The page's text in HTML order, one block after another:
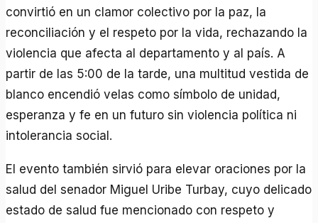
convirtió en un clamor colectivo por la paz, la
reconciliación y el respeto por la vida, rechazando la
violencia que afecta al departamento y al país. A
partir de las 5:00 de la tarde, una multitud vestida de
blanco encendió velas como símbolo de unidad,
esperanza y fe en un futuro sin violencia política ni
intolerancia social.
El evento también sirvió para elevar oraciones por la
salud del senador Miguel Uribe Turbay, cuyo delicado
estado de salud fue mencionado con respeto y